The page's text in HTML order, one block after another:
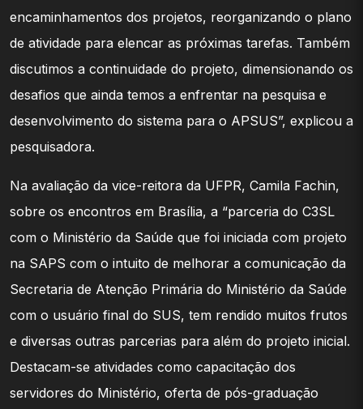
encaminhamentos dos projetos, reorganizando o plano
de atividade para elencar as próximas tarefas. Também
discutimos a continuidade do projeto, dimensionando os
desafios que ainda temos a enfrentar na pesquisa e
desenvolvimento do sistema para o APSUS”, explicou a
pesquisadora.
Na avaliação da vice-reitora da UFPR, Camila Fachin,
sobre os encontros em Brasília, a “parceria do C3SL
com o Ministério da Saúde que foi iniciada com projeto
na SAPS com o intuito de melhorar a comunicação da
Secretaria de Atenção Primária do Ministério da Saúde
com o usuário final do SUS, tem rendido muitos frutos
e diversas outras parcerias para além do projeto inicial.
Destacam-se atividades como capacitação dos
servidores do Ministério, oferta de pós-graduação